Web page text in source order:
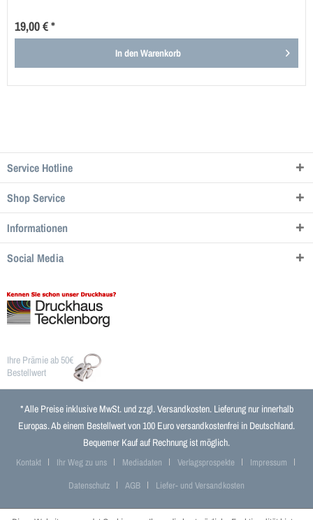
19,00 € *
In denWarenkorb
Service Hotline
Shop Service
Informationen
Social Media
Ihre Prämie ab 50€
Bestellwert
* Alle Preise inklusive MwSt. und zzgl.Versandkosten. Lieferung nur innerhalb
Europas. Ab einem Bestellwert von 100 Euro versandkostenfrei in Deutschland.
Bequemer Kauf auf Rechnung ist möglich.
Kontakt Ihr Weg zu uns Mediadaten Verlagsprospekte
Impressum
Datenschutz
AGB Liefer- und Versandkosten